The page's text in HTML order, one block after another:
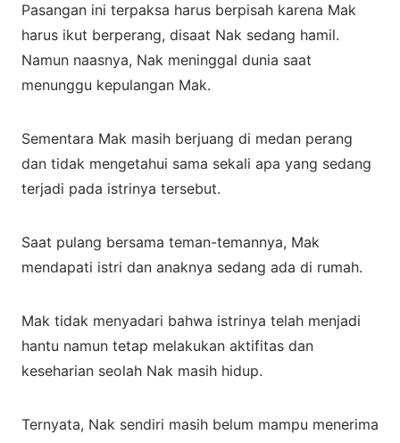
Pasangan ini terpaksa harus berpisah karena Mak
harus ikut berperang, disaat Nak sedang hamil.
Namun naasnya, Nak meninggal dunia saat
menunggu kepulangan Mak.
Sementara Mak masih berjuang di medan perang
dan tidak mengetahui sama sekali apa yang sedang
terjadi pada istrinya tersebut.
Saat pulang bersama teman-temannya, Mak
mendapati istri dan anaknya sedang ada di rumah.
Mak tidak menyadari bahwa istrinya telah menjadi
hantu namun tetap melakukan aktifitas dan
keseharian seolah Nak masih hidup.
Ternyata, Nak sendiri masih belum mampu menerima